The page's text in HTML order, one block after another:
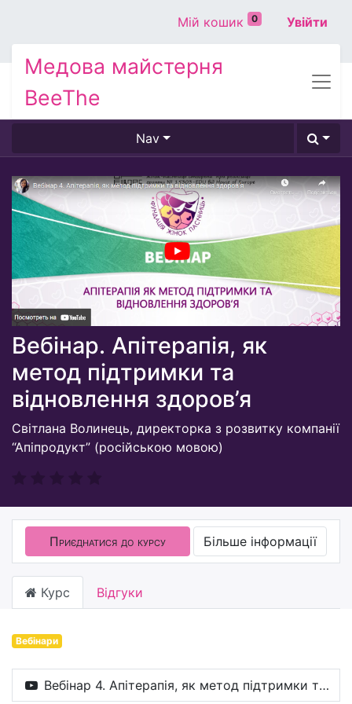
Мій кошик 0 Увійти
Медова майстерня
BeeThe
Nav
Вебінар. Апітерапія, як
метод підтримки та
відновлення здоров’я
Світлана Волинець, директорка з розвитку компанії
“Апіпродукт” (російською мовою)
Приєднатися до курсу Більше інформації
Курс Відгуки
Вебінари
Вебінар 4. Апітерапія, як метод підтримки та відновлення здоров’я